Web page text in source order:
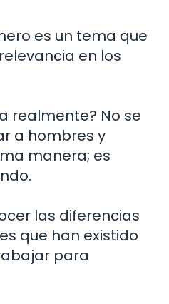
es un tema que
en los
realmente? No se
a hombres y
manera; es
las diferencias
que han existido
para